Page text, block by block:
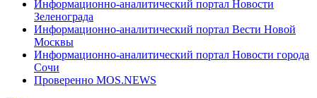
Информационно-аналитический портал Новости
Зеленограда
Информационно-аналитический портал Вести Новой
Москвы
Информационно-аналитический портал Новости города
Сочи
Проверенно MOS.NEWS